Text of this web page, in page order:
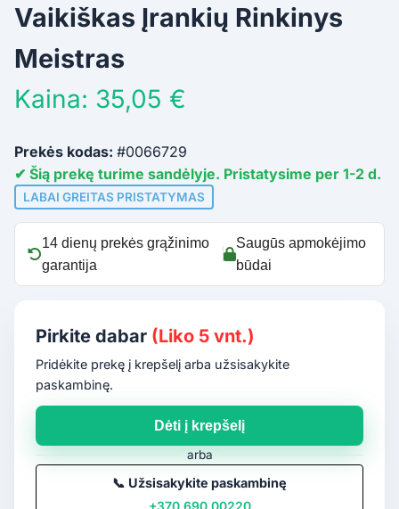
Vaikiškas Įrankių Rinkinys
Meistras
Kaina: 35,05 €
Prekės kodas: #0066729
✔ Šią prekę turime sandėlyje. Pristatysime per 1-2 d.
LABAI GREITAS PRISTATYMAS
14 dienų prekės grąžinimo
garantija
Saugūs apmokėjimo
būdai
Pirkite dabar (Liko 5 vnt.)
Pridėkite prekę į krepšelį arba užsisakykite
paskambinę.
Dėti į krepšelį
arba
📞 Užsisakykite paskambinę
+370 690 00220